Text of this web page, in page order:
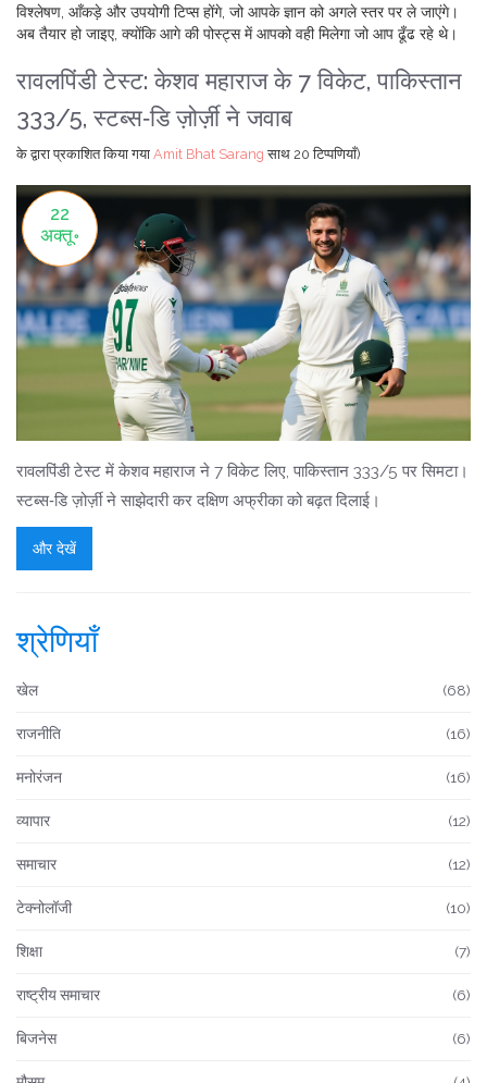
विश्लेषण, आँकड़े और उपयोगी टिप्स होंगे, जो आपके ज्ञान को अगले स्तर पर ले जाएंगे।
अब तैयार हो जाइए, क्योंकि आगे की पोस्ट्स में आपको वही मिलेगा जो आप ढूँढ रहे थे।
रावलपिंडी टेस्ट: केशव महाराज के 7 विकेट, पाकिस्तान
333/5, स्टब्स‑डि ज़ोर्ज़ी ने जवाब
के द्वारा प्रकाशित किया गया Amit Bhat Sarang साथ 20 टिप्पणियाँ)
22
अक्तू॰
रावलपिंडी टेस्ट में केशव महाराज ने 7 विकेट लिए, पाकिस्तान 333/5 पर सिमटा।
स्टब्स‑डि ज़ोर्ज़ी ने साझेदारी कर दक्षिण अफ्रीका को बढ़त दिलाई।
और देखें
श्रेणियाँ
खेल (68)
राजनीति (16)
मनोरंजन (16)
व्यापार (12)
समाचार (12)
टेक्नोलॉजी (10)
शिक्षा (7)
राष्ट्रीय समाचार (6)
बिजनेस (6)